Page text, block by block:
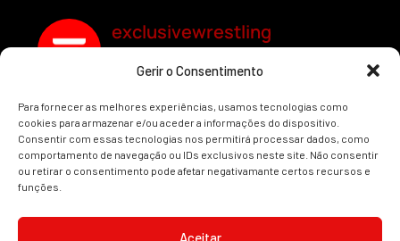
Gerir o Consentimento
Para fornecer as melhores experiências, usamos tecnologias como
cookies para armazenar e/ou aceder a informações do dispositivo.
Consentir com essas tecnologias nos permitirá processar dados, como
comportamento de navegação ou IDs exclusivos neste site. Não consentir
ou retirar o consentimento pode afetar negativamante certos recursos e
funções.
Aceitar
exclusivewrestling
Ver mais Artigos